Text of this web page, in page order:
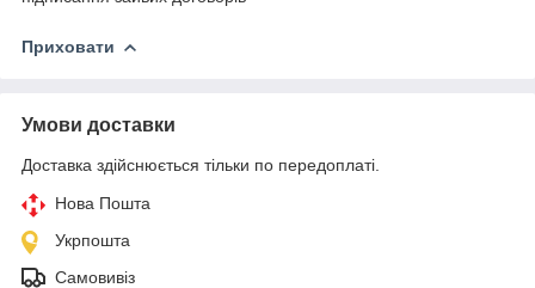
Приховати
Умови доставки
Доставка здійснюється тільки по передоплаті.
Нова Пошта
Укрпошта
Самовивіз